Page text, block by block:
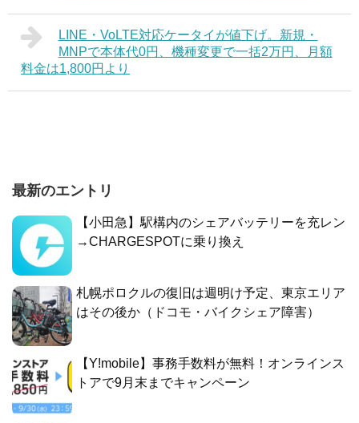
LINE・VoLTE対応ケータイが値下げ。新規・
MNPで本体代0円、機種変更で一括2万円、月額
料金は1,800円より
最新のエントリ
【小田急】駅構内のシェアバッテリーを充レン
→CHARGESPOTに乗り換え
札幌ポロクルの復旧は週明け予定、東京エリア
はその後か（ドコモ・バイクシェア障害）
【Y!mobile】事務手数料が無料！オンラインス
トアで9月末までキャンペーン